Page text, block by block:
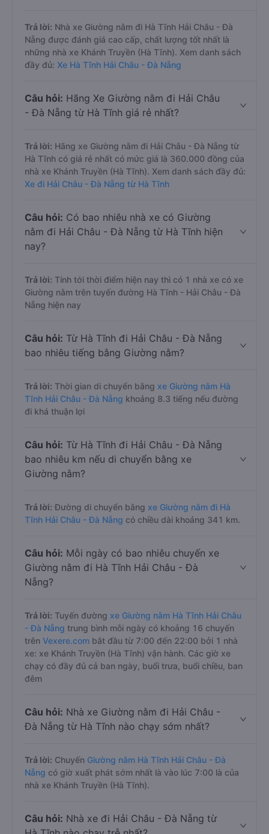
Trả lời: Nhà xe Giường nằm đi Hà Tĩnh Hải Châu - Đà
Nẵng được đánh giá cao cấp, chất lượng tốt nhất là
những nhà xe Khánh Truyền (Hà Tĩnh). Xem danh sách
đầy đủ: Xe Hà Tĩnh Hải Châu - Đà Nẵng
Câu hỏi: Hãng Xe Giường nằm đi Hải Châu
- Đà Nẵng từ Hà Tĩnh giá rẻ nhất?
Trả lời: Hãng xe Giường nằm đi Hải Châu - Đà Nẵng từ
Hà Tĩnh có giá rẻ nhất có mức giá là 360.000 đồng của
nhà xe Khánh Truyền (Hà Tĩnh). Xem danh sách đầy đủ:
Xe đi Hải Châu - Đà Nẵng từ Hà Tĩnh
Câu hỏi: Có bao nhiêu nhà xe có Giường
nằm đi Hải Châu - Đà Nẵng từ Hà Tĩnh hiện
nay?
Trả lời: Tính tới thời điểm hiện nay thì có 1 nhà xe có xe
Giường nằm trên tuyến đường Hà Tĩnh - Hải Châu - Đà
Nẵng hiện nay
Câu hỏi: Từ Hà Tĩnh đi Hải Châu - Đà Nẵng
bao nhiêu tiếng bằng Giường nằm?
Trả lời: Thời gian di chuyển bằng xe Giường nằm Hà
Tĩnh Hải Châu - Đà Nẵng khoảng 8.3 tiếng nếu đường
đi khá thuận lợi
Câu hỏi: Từ Hà Tĩnh đi Hải Châu - Đà Nẵng
bao nhiêu km nếu di chuyển bằng xe
Giường nằm?
Trả lời: Đường di chuyển bằng xe Giường nằm đi Hà
Tĩnh Hải Châu - Đà Nẵng có chiều dài khoảng 341 km.
Câu hỏi: Mỗi ngày có bao nhiêu chuyến xe
Giường nằm đi Hà Tĩnh Hải Châu - Đà
Nẵng?
Trả lời: Tuyến đường xe Giường nằm Hà Tĩnh Hải Châu
- Đà Nẵng trung bình mỗi ngày có khoảng 16 chuyến
trên Vexere.com bắt đầu từ 7:00 đến 22:00 bởi 1 nhà
xe: xe Khánh Truyền (Hà Tĩnh) vận hành. Các giờ xe
chạy có đầy đủ cả ban ngày, buổi trưa, buổi chiều, ban
đêm
Câu hỏi: Nhà xe Giường nằm đi Hải Châu -
Đà Nẵng từ Hà Tĩnh nào chạy sớm nhất?
Trả lời: Chuyến Giường nằm Hà Tĩnh Hải Châu - Đà
Nẵng có giờ xuất phát sớm nhất là vào lúc 7:00 là của
nhà xe Khánh Truyền (Hà Tĩnh).
Câu hỏi: Nhà xe đi Hải Châu - Đà Nẵng từ